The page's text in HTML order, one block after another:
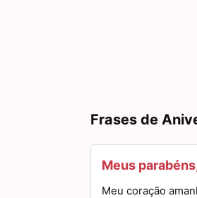
Frases de
Meus
Meu coração